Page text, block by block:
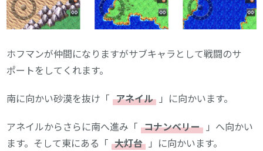
ホフマンが仲間になりますがサブキャラとして戦闘のサ
ポートをしてくれます。
南に向かい砂漠を抜け「 アネイル 」に向かいます。
アネイルからさらに南へ進み「 コナンベリー 」へ向かい
ます。そして東にある「 大灯台 」に向かいます。